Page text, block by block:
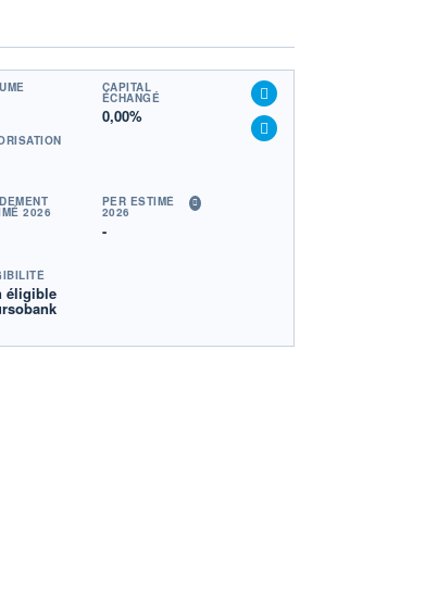
CAPITAL
ÉCHANGÉ
0,00%
2026
PER ESTIMÉ
2026
-
éligible